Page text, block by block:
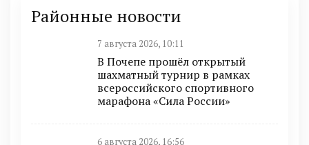
Районные новости
7 августа 2026, 10:11
В Почепе прошёл открытый
шахматный турнир в рамках
всероссийского спортивного
марафона «Сила России»
6 августа 2026, 16:56